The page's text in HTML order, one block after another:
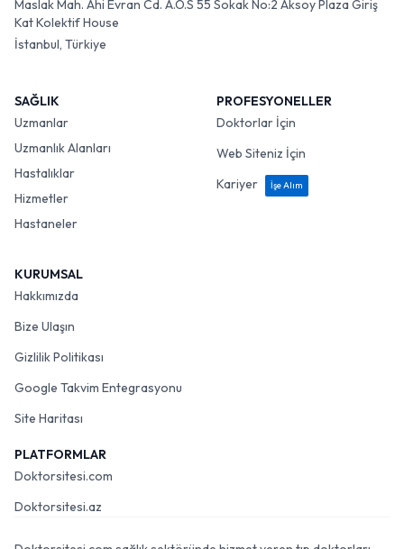
Maslak Mah. Ahi Evran Cd. A.O.S 55 Sokak No:2 Aksoy Plaza Giriş
Kat Kolektif House
İstanbul, Türkiye
SAĞLIK
Uzmanlar
Uzmanlık Alanları
Hastalıklar
Hizmetler
Hastaneler
PROFESYONELLER
Doktorlar İçin
Web Siteniz İçin
Kariyer
İşe Alım
KURUMSAL
Hakkımızda
Bize Ulaşın
Gizlilik Politikası
Google Takvim Entegrasyonu
Site Haritası
PLATFORMLAR
Doktorsitesi.com
Doktorsitesi.az